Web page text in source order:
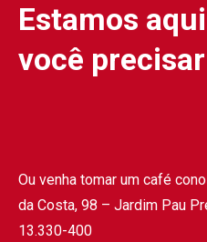
Estamos
você precisar
Ou venha tomar um café
da Costa, 98 – Jardim Pau
13.330-400